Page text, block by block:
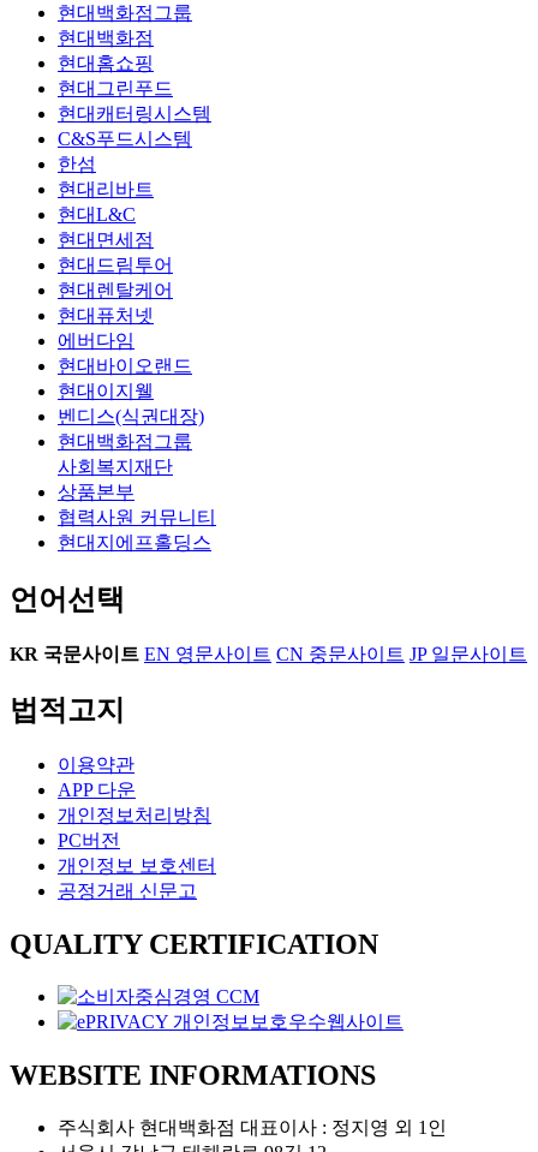
현대백화점그룹
현대백화점
현대홈쇼핑
현대그린푸드
현대캐터링시스템
C&S푸드시스템
한섬
현대리바트
현대L&C
현대면세점
현대드림투어
현대렌탈케어
현대퓨처넷
에버다임
현대바이오랜드
현대이지웰
벤디스(식권대장)
현대백화점그룹
사회복지재단
상품본부
협력사원 커뮤니티
현대지에프홀딩스
언어선택
KR 국문사이트 EN 영문사이트 CN 중문사이트 JP일문사이트
법적고지
이용약관
APP 다운
개인정보처리방침
PC버전
개인정보 보호센터
공정거래 신문고
QUALITY CERTIFICATION
WEBSITE INFORMATIONS
주식회사 현대백화점 대표이사 : 정지영 외 1인